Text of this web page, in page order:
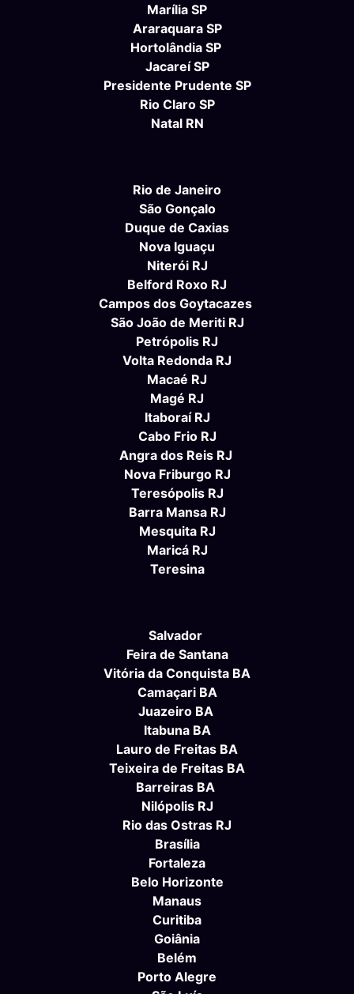
Marília SP
Araraquara SP
Hortolândia SP
Jacareí SP
Presidente Prudente SP
Rio Claro SP
Natal RN
Rio de Janeiro
São Gonçalo
Duque de Caxias
Nova Iguaçu
Niterói RJ
Belford Roxo RJ
Campos dos Goytacazes
São João de Meriti RJ
Petrópolis RJ
Volta Redonda RJ
Macaé RJ
Magé RJ
Itaboraí RJ
Cabo Frio RJ
Angra dos Reis RJ
Nova Friburgo RJ
Teresópolis RJ
Barra Mansa RJ
Mesquita RJ
Maricá RJ
Teresina
Salvador
Feira de Santana
Vitória da Conquista BA
Camaçari BA
Juazeiro BA
Itabuna BA
Lauro de Freitas BA
Teixeira de Freitas BA
Barreiras BA
Nilópolis RJ
Rio das Ostras RJ
Brasília
Fortaleza
Belo Horizonte
Manaus
Curitiba
Goiânia
Belém
Porto Alegre